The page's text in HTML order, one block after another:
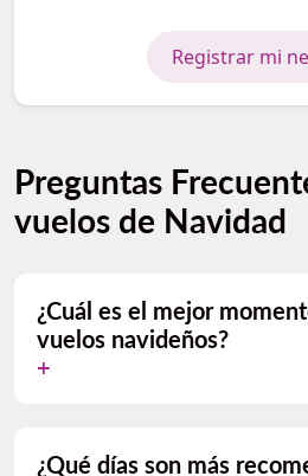
Registrar mi
Preguntas
vuelos de Navidad
¿Cuál es el mejor
vuelos navideños?
¿Qué días son más